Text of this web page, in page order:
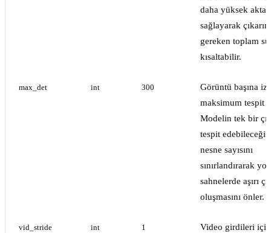
daha yüksek
sağlayarak
gereken toplam
kısaltabilir.
max_det int 300
Görüntü başına
maksimum tespit
Modelin tek bir
tespit edebileceği
nesne sayısını
sınırlandırarak
sahnelerde aşırı
oluşmasını önler.
vid_stride int 1
Video girdileri